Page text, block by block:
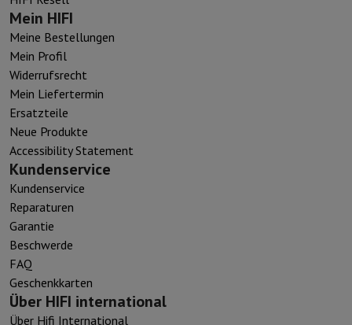
Mein HIFI
Meine Bestellungen
Mein Profil
Widerrufsrecht
Mein Liefertermin
Ersatzteile
Neue Produkte
Accessibility Statement
Kundenservice
Kundenservice
Reparaturen
Garantie
Beschwerde
FAQ
Geschenkkarten
Über HIFI international
Über Hifi International